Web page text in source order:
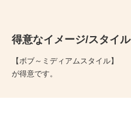
得意なイメージ/スタイル
【ボブ～ミディアムスタイル】
が得意です。